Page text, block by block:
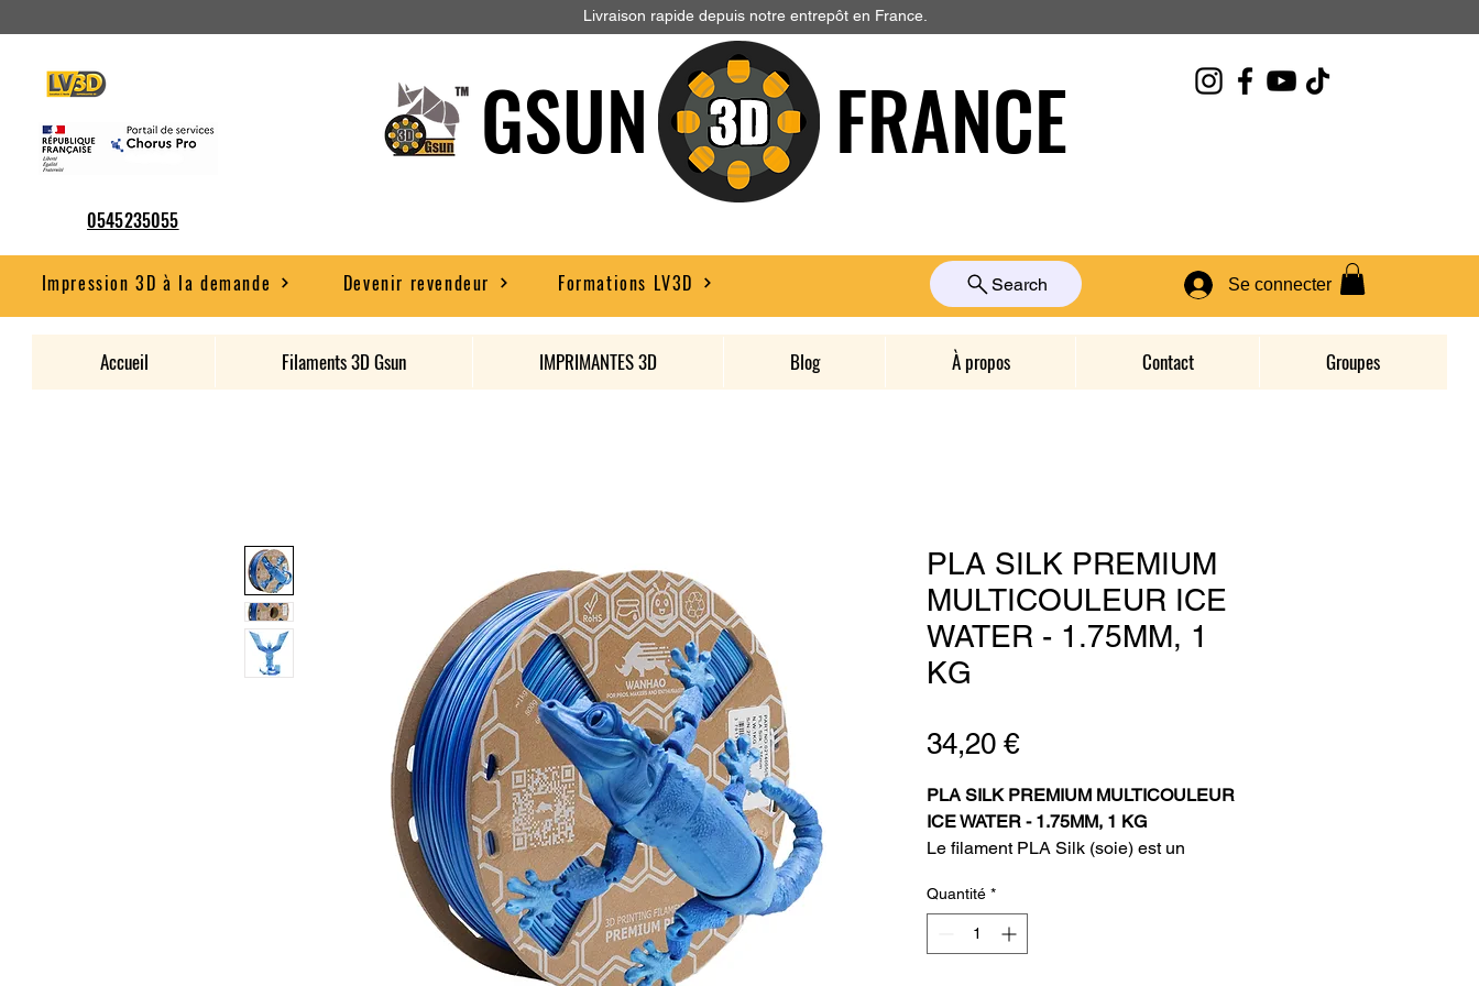
Livraison rapide depuis notre entrepôt en France.
0545235055
GSUN FRANCE
Impression 3D à la demande Devenir revendeur Formations LV3D Se connecter
Search
Accueil Filaments 3D Gsun IMPRIMANTES 3D Blog À propos Contact Groupes
PLA SILK PREMIUM
MULTICOULEUR ICE
WATER - 1.75MM, 1
KG
34,20 €Prix
PLA SILK PREMIUM MULTICOULEUR
ICE WATER - 1.75MM, 1 KG
Le filament PLA Silk (soie) est un
résultats visuels impressionnants grâce
à ses reflets chatoyants et à sa
capacité à mettre en valeur les détails
Quantité *